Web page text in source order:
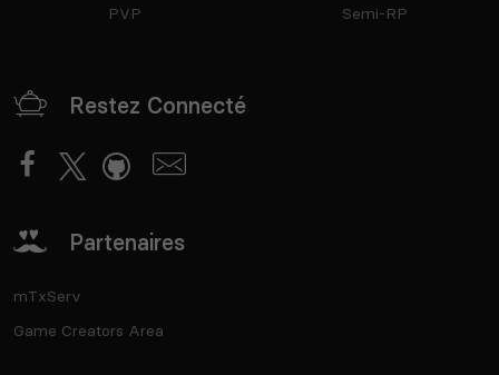
PVP
Semi-RP
Restez Connecté
Partenaires
mTxServ
Game Creators Area